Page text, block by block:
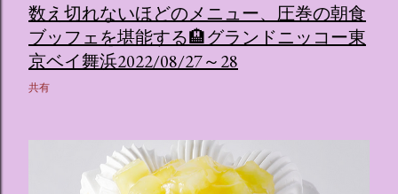
数え切れないほどのメニュー、圧巻の朝食
ブッフェを堪能する🏨グランドニッコー東
京ベイ舞浜2022/08/27～28
共有